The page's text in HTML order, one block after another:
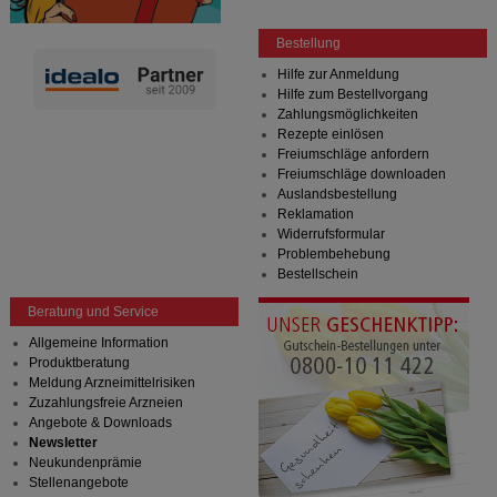
Bestellung
Hilfe zur Anmeldung
Hilfe zum Bestellvorgang
Zahlungsmöglichkeiten
Rezepte einlösen
Freiumschläge anfordern
Freiumschläge downloaden
Auslandsbestellung
Reklamation
Widerrufsformular
Problembehebung
Bestellschein
Beratung und Service
Allgemeine Information
Produktberatung
Meldung Arzneimittelrisiken
Zuzahlungsfreie Arzneien
Angebote & Downloads
Newsletter
Neukundenprämie
Stellenangebote